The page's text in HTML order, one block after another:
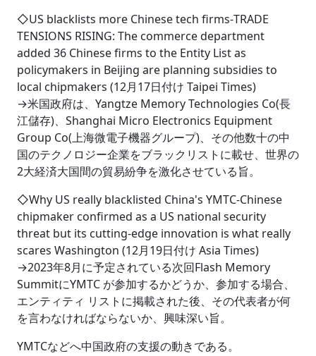
◇US blacklists more Chinese tech firms‐TRADE
TENSIONS RISING: The commerce department
added 36 Chinese firms to the Entity List as
policymakers in Beijing are planning subsidies to
local chipmakers (12月17日付け Taipei Times)
→米国政府は、Yangtze Memory Technologies Co(長
江儲存)、Shanghai Micro Electronics Equipment
Group Co(上海微電子機器グループ)、その他数十の中
国のテクノロジー企業をブラックリストに載せ、世界の
2大経済大国間の貿易紛争を激化させている旨。
◇Why US really blacklisted China's YMTC‐Chinese
chipmaker confirmed as a US national security
threat but its cutting-edge innovation is what really
scares Washington (12月19日付け Asia Times)
→2023年8月に予定されている次回Flash Memory
SummitにYMTC が参加するかどうか、参加する場合、
エンティティ リストに掲載された後、その代表者が何
を言わなければならないか、興味深い旨。
YMTCなどへ中国政府の支援の動きである。